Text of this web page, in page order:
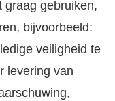
graag gebruiken,
bijvoorbeeld:
veiligheid te
levering van